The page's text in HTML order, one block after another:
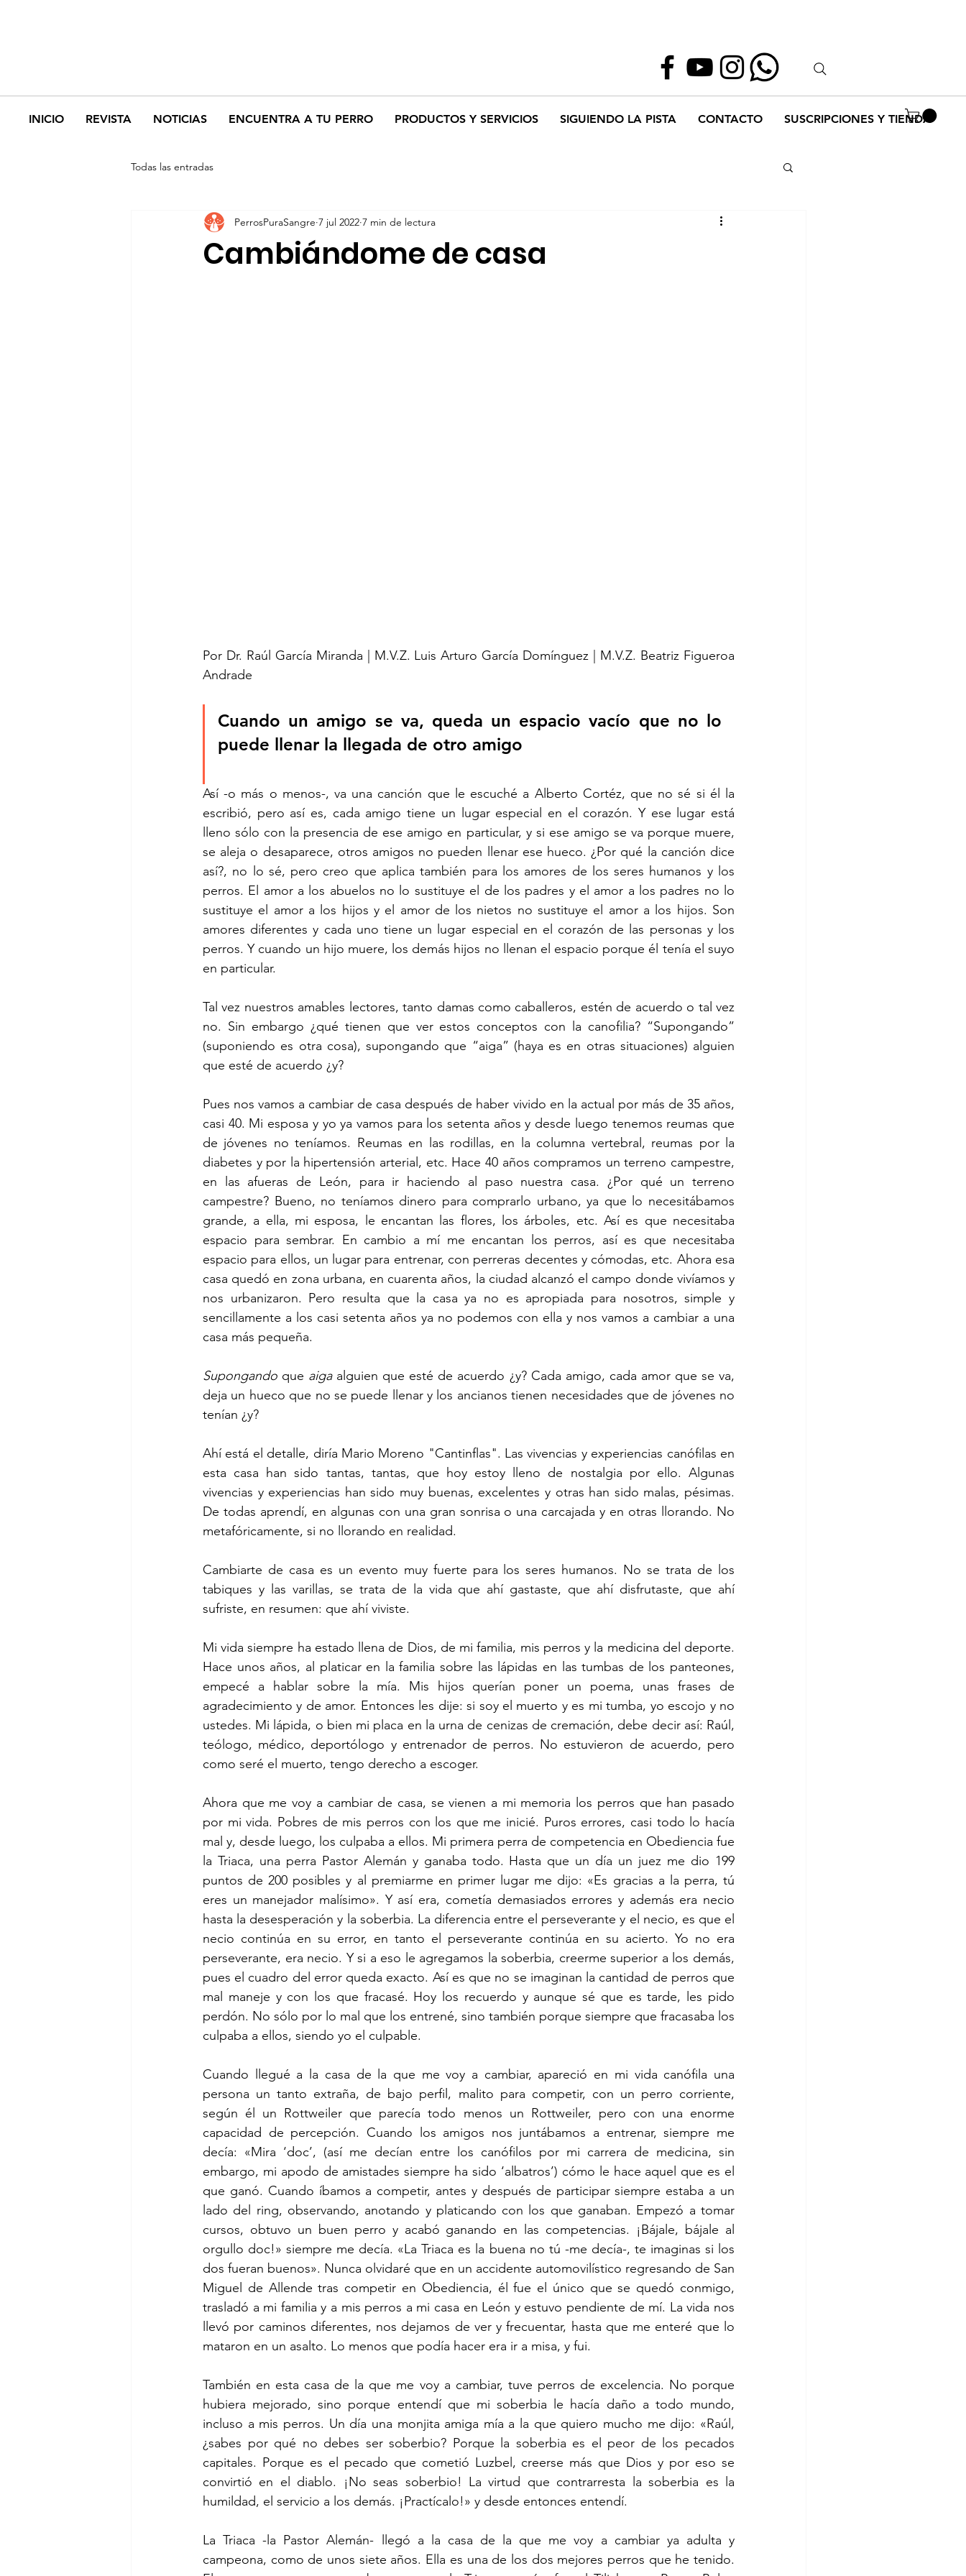
INICIO REVISTA NOTICIAS ENCUENTRA A TU PERRO PRODUCTOS Y SERVICIOS SIGUIENDO LA PISTA CONTACTO SUSCRIPCIONES Y TIENDA
Todas las entradas
Cambiándome de casa
PerrosPuraSangre 7 jul 2022 7 min de lectura
Por Dr. Raúl García Miranda | M.V.Z. Luis Arturo García Domínguez | M.V.Z. Beatriz Figueroa
Andrade
Cuando un amigo se va, queda un espacio vacío que no lo
puede llenar la llegada de otro amigo
Así -o más o menos-, va una canción que le escuché a Alberto Cortéz, que no sé si él la
escribió, pero así es, cada amigo tiene un lugar especial en el corazón. Y ese lugar está
lleno sólo con la presencia de ese amigo en particular, y si ese amigo se va porque muere,
se aleja o desaparece, otros amigos no pueden llenar ese hueco. ¿Por qué la canción dice
así?, no lo sé, pero creo que aplica también para los amores de los seres humanos y los
perros. El amor a los abuelos no lo sustituye el de los padres y el amor a los padres no lo
sustituye el amor a los hijos y el amor de los nietos no sustituye el amor a los hijos. Son
amores diferentes y cada uno tiene un lugar especial en el corazón de las personas y los
perros. Y cuando un hijo muere, los demás hijos no llenan el espacio porque él tenía el suyo
en particular.
Tal vez nuestros amables lectores, tanto damas como caballeros, estén de acuerdo o tal vez
no. Sin embargo ¿qué tienen que ver estos conceptos con la canofilia? “Supongando”
(suponiendo es otra cosa), supongando que “aiga” (haya es en otras situaciones) alguien
que esté de acuerdo ¿y?
Pues nos vamos a cambiar de casa después de haber vivido en la actual por más de 35 años,
casi 40. Mi esposa y yo ya vamos para los setenta años y desde luego tenemos reumas que
de jóvenes no teníamos. Reumas en las rodillas, en la columna vertebral, reumas por la
diabetes y por la hipertensión arterial, etc. Hace 40 años compramos un terreno campestre,
en las afueras de León, para ir haciendo al paso nuestra casa. ¿Por qué un terreno
campestre? Bueno, no teníamos dinero para comprarlo urbano, ya que lo necesitábamos
grande, a ella, mi esposa, le encantan las flores, los árboles, etc. Así es que necesitaba
espacio para sembrar. En cambio a mí me encantan los perros, así es que necesitaba
espacio para ellos, un lugar para entrenar, con perreras decentes y cómodas, etc. Ahora esa
casa quedó en zona urbana, en cuarenta años, la ciudad alcanzó el campo donde vivíamos y
nos urbanizaron. Pero resulta que la casa ya no es apropiada para nosotros, simple y
sencillamente a los casi setenta años ya no podemos con ella y nos vamos a cambiar a una
casa más pequeña.
Supongando que aiga alguien que esté de acuerdo ¿y? Cada amigo, cada amor que se va,
deja un hueco que no se puede llenar y los ancianos tienen necesidades que de jóvenes no
tenían ¿y?
Ahí está el detalle, diría Mario Moreno "Cantinflas". Las vivencias y experiencias canófilas en
esta casa han sido tantas, tantas, que hoy estoy lleno de nostalgia por ello. Algunas
vivencias y experiencias han sido muy buenas, excelentes y otras han sido malas, pésimas.
De todas aprendí, en algunas con una gran sonrisa o una carcajada y en otras llorando. No
metafóricamente, si no llorando en realidad.
Cambiarte de casa es un evento muy fuerte para los seres humanos. No se trata de los
tabiques y las varillas, se trata de la vida que ahí gastaste, que ahí disfrutaste, que ahí
sufriste, en resumen: que ahí viviste.
Mi vida siempre ha estado llena de Dios, de mi familia, mis perros y la medicina del deporte.
Hace unos años, al platicar en la familia sobre las lápidas en las tumbas de los panteones,
empecé a hablar sobre la mía. Mis hijos querían poner un poema, unas frases de
agradecimiento y de amor. Entonces les dije: si soy el muerto y es mi tumba, yo escojo y no
ustedes. Mi lápida, o bien mi placa en la urna de cenizas de cremación, debe decir así: Raúl,
teólogo, médico, deportólogo y entrenador de perros. No estuvieron de acuerdo, pero
como seré el muerto, tengo derecho a escoger.
Ahora que me voy a cambiar de casa, se vienen a mi memoria los perros que han pasado
por mi vida. Pobres de mis perros con los que me inicié. Puros errores, casi todo lo hacía
mal y, desde luego, los culpaba a ellos. Mi primera perra de competencia en Obediencia fue
la Triaca, una perra Pastor Alemán y ganaba todo. Hasta que un día un juez me dio 199
puntos de 200 posibles y al premiarme en primer lugar me dijo: «Es gracias a la perra, tú
eres un manejador malísimo». Y así era, cometía demasiados errores y además era necio
hasta la desesperación y la soberbia. La diferencia entre el perseverante y el necio, es que el
necio continúa en su error, en tanto el perseverante continúa en su acierto. Yo no era
perseverante, era necio. Y si a eso le agregamos la soberbia, creerme superior a los demás,
pues el cuadro del error queda exacto. Así es que no se imaginan la cantidad de perros que
mal maneje y con los que fracasé. Hoy los recuerdo y aunque sé que es tarde, les pido
perdón. No sólo por lo mal que los entrené, sino también porque siempre que fracasaba los
culpaba a ellos, siendo yo el culpable.
Cuando llegué a la casa de la que me voy a cambiar, apareció en mi vida canófila una
persona un tanto extraña, de bajo perfil, malito para competir, con un perro corriente,
según él un Rottweiler que parecía todo menos un Rottweiler, pero con una enorme
capacidad de percepción. Cuando los amigos nos juntábamos a entrenar, siempre me
decía: «Mira ‘doc’, (así me decían entre los canófilos por mi carrera de medicina, sin
embargo, mi apodo de amistades siempre ha sido ‘albatros’) cómo le hace aquel que es el
que ganó. Cuando íbamos a competir, antes y después de participar siempre estaba a un
lado del ring, observando, anotando y platicando con los que ganaban. Empezó a tomar
cursos, obtuvo un buen perro y acabó ganando en las competencias. ¡Bájale, bájale al
orgullo doc!» siempre me decía. «La Triaca es la buena no tú -me decía-, te imaginas si los
dos fueran buenos». Nunca olvidaré que en un accidente automovilístico regresando de San
Miguel de Allende tras competir en Obediencia, él fue el único que se quedó conmigo,
trasladó a mi familia y a mis perros a mi casa en León y estuvo pendiente de mí. La vida nos
llevó por caminos diferentes, nos dejamos de ver y frecuentar, hasta que me enteré que lo
mataron en un asalto. Lo menos que podía hacer era ir a misa, y fui.
También en esta casa de la que me voy a cambiar, tuve perros de excelencia. No porque
hubiera mejorado, sino porque entendí que mi soberbia le hacía daño a todo mundo,
incluso a mis perros. Un día una monjita amiga mía a la que quiero mucho me dijo: «Raúl,
¿sabes por qué no debes ser soberbio? Porque la soberbia es el peor de los pecados
capitales. Porque es el pecado que cometió Luzbel, creerse más que Dios y por eso se
convirtió en el diablo. ¡No seas soberbio! La virtud que contrarresta la soberbia es la
humildad, el servicio a los demás. ¡Practícalo!» y desde entonces entendí.
La Triaca -la Pastor Alemán- llegó a la casa de la que me voy a cambiar ya adulta y
campeona, como de unos siete años. Ella es una de los dos mejores perros que he tenido.